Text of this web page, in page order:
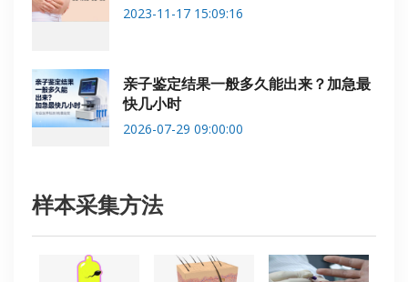
2023-11-17 15:09:16
亲子鉴定结果一般多久能出来？加急最
快几小时
2026-07-29 09:00:00
样本采集方法